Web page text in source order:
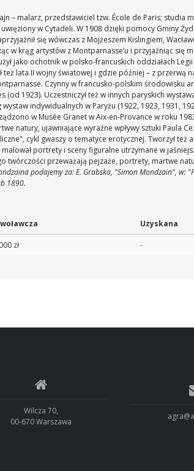
– malarz, przedstawiciel tzw. École de Paris; studia
w Cytadeli. W 1908 dzięki pomocy Gminy
się wówczas z Mojżeszem Kislingiem,
w krąg artystów z Montparnasse’u i przyjaźniąc się
jako ochotnik w polsko-francuskich oddziałach
lata II wojny światowej i gdzie później – z przerwą
Czynny w francusko-polskim środowisku
1923). Uczestniczył też w innych paryskich
indywidualnych w Paryżu (1922, 1923, 1931,
w Musée Granet w Aix-en-Provance w roku
natury, ujawniające wyraźne wpływy sztuki Paula
cykl gwaszy o tematyce erotycznej. Tworzył
portrety i sceny figuralne utrzymane w
twórczości przeważają pejzaże, portrety, martwe
podajemy za: E. Grabska, "Simon Mondzain", w:
1890.
Uzyskana
zł -
Wilcza 70,
00-670 Warszawa